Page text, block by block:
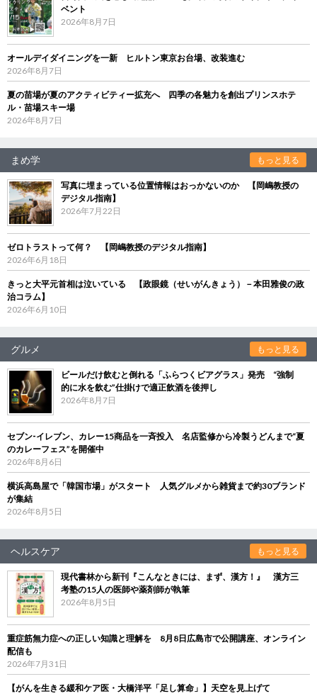
ベント
2026年8月7日
オールデイダイニングを一新 ヒルトン東京お台場、改装進む
2026年8月7日
夏の苗場が夏のアクティビティー拡充へ 四季の各魅力を創出プリンスホテ
ル・苗場スキー場
2026年8月7日
まめ学 もっと見る
写真に埋まっている位置情報はおっかないのか 【岡嶋教授の
デジタル指南】
2026年7月22日
ゼロトラストって何？ 【岡嶋教授のデジタル指南】
2026年6月18日
きっと大平元首相は泣いている 【政眼鏡（せいがんきょう）－本田雅俊の政
治コラム】
2026年6月10日
グルメ もっと見る
ビールだけ飲むと倒れる「ふらつくビアグラス」発売 “強制
的に水を飲む”仕掛けで適正飲酒を後押し
2026年8月7日
セブン‐イレブン、カレー15商品を一斉投入 名店監修から冷製うどんまで“夏
のカレーフェス”を開催中
2026年8月6日
横浜高島屋で「韓国市場」がスタート 人気グルメから雑貨まで約30ブランド
が集結
2026年8月5日
ヘルスケア もっと見る
現代書林から新刊『こんなときには、まず、漢方！』 漢方三
考塾の15人の医師や薬剤師が執筆
2026年8月5日
重症筋無力症への正しい知識と理解を 8月8日広島市で公開講座、オンライン
配信も
2026年7月31日
【がんを生きる緩和ケア医・大橋洋平「足し算命」】天空を見上げて